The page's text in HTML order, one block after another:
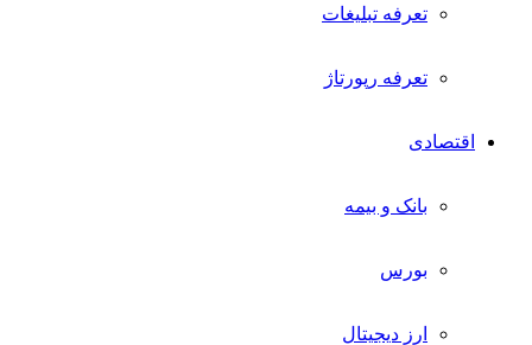
تعرفه تبلیغات
تعرفه رپورتاژ
اقتصادی
بانک و بیمه
بورس
ارز دیجیتال